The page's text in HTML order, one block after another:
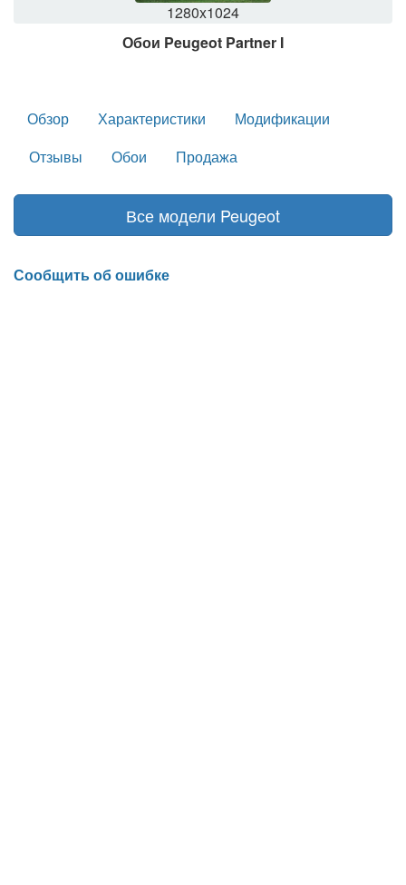
1280x1024
Обои Peugeot Partner I
Обзор Характеристики
Модификации
Отзывы
Обои Продажа
Все модели Peugeot
Сообщить об ошибке